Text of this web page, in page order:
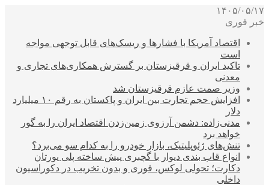
۱۴۰۵/۰۵/۱۷
خبر فوری
اقتصاد آمریکا با فشارها و ریسک‌های قابل توجهی مواجه
است
تاکید ایران و قرقیزستان بر گسترش همکاری‌های تجاری و
معدنی
وزیر صمت عازم قرقیزستان شد
افزایش حجم تجارت بین ایران و پاکستان به رقم ۱۰ میلیارد
دلار
مدنی‌زاده: دشمن آرزوی زمین‌زدن اقتصاد ایران را به گور
خواهد برد
تنش‌های ژئوپلیتیک، بازار خودرو را به کدام سو می‌برد؟
انواع قاب بندی دیوار با گچبری پیش ساخته پلی یورتان
دکارت؛ تحولی لوکس، فوری و بدون تخریب در دکوراسیون
داخلی